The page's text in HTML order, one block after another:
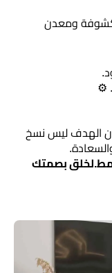
ومعدن
⚙️
أن الهدف ليس نسخ
بصمتك